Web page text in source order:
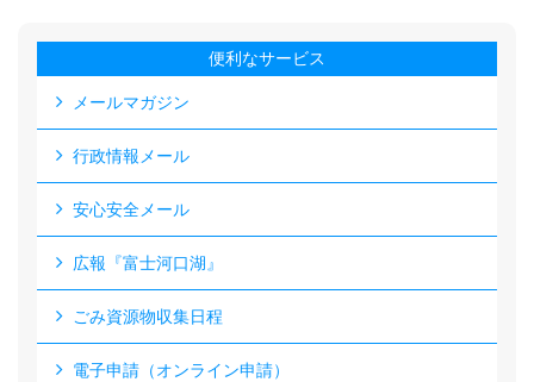
便利なサービス
メールマガジン
行政情報メール
安心安全メール
広報『富士河口湖』
ごみ資源物収集日程
電子申請（オンライン申請）